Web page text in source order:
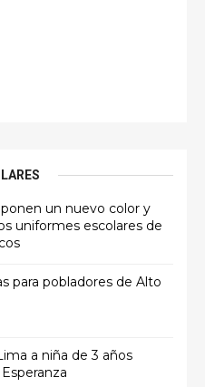
un nuevo color y
uniformes escolares de
para pobladores de Alto
a niña de 3 años